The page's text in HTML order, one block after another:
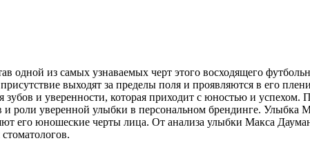
одной из самых узнаваемых черт этого восходящего
выходят за пределы поля и проявляются в его
и уверенности, которая приходит с юностью и успехом.
роли уверенной улыбки в персональном брендинге. Улыбка
его юношеские черты лица. От анализа улыбки Макса